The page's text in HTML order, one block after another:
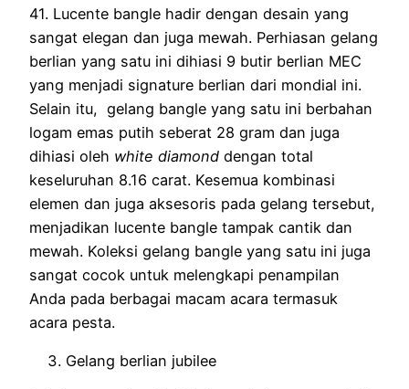
41. Lucente bangle hadir dengan desain yang
sangat elegan dan juga mewah. Perhiasan gelang
berlian yang satu ini dihiasi 9 butir berlian MEC
yang menjadi signature berlian dari mondial ini.
Selain itu, gelang bangle yang satu ini berbahan
logam emas putih seberat 28 gram dan juga
dihiasi oleh white diamond dengan total
keseluruhan 8.16 carat. Kesemua kombinasi
elemen dan juga aksesoris pada gelang tersebut,
menjadikan lucente bangle tampak cantik dan
mewah. Koleksi gelang bangle yang satu ini juga
sangat cocok untuk melengkapi penampilan
Anda pada berbagai macam acara termasuk
acara pesta.
Gelang berlian jubilee